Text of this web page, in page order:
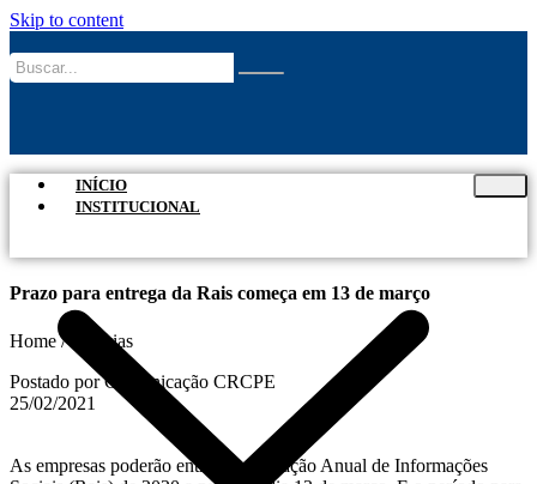
Skip to content
INÍCIO
INSTITUCIONAL
Prazo para entrega da Rais começa em 13 de março
Home / Notícias
Postado por Comunicação CRCPE
25/02/2021
As empresas poderão entregar a Relação Anual de Informações